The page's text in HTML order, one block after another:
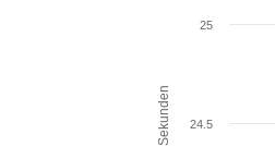
Sekunden 24.5
25